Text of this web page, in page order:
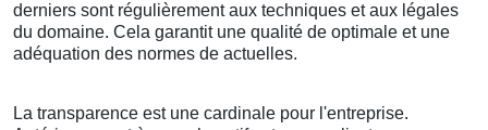
derniers sont régulièrement aux techniques et aux légales
du domaine. Cela garantit une qualité de optimale et une
adéquation des normes de actuelles.
La transparence est une cardinale pour l'entreprise.